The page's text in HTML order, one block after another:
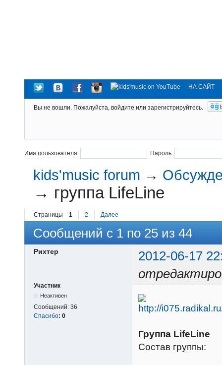
НА САЙТ
Вы не вошли. Пожалуйста, войдите или зарегистрируйтесь.
Имя пользователя: Пароль:
kids'music forum →
→ группа LifeLine
Страницы 1 2 Далее
Сообщений с 1 по 25 из 44
Рихтер
2012-06-17
Участник
Неактивен
Сообщений: 36
Спасибо: 0
Группа LifeLine
Состав группы: